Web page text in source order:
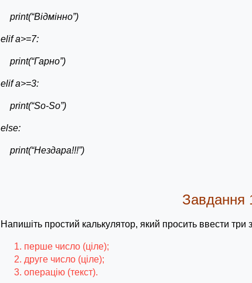
print(“Відмінно”)
elif a>=7:
print(“Гарно”)
elif a>=3:
print(“So-So”)
else:
print(“Нездара!!!”)
Завдання
Напишіть простий калькулятор, який просить ввести три
перше число (ціле);
друге число (ціле);
операцію (текст).